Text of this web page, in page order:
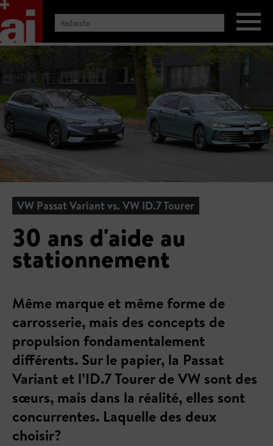
VW Passat Variant vs. VW ID.7 Tourer
30 ans d'aide au
stationnement
Même marque et même forme de
carrosserie, mais des concepts de
propulsion fondamentalement
différents. Sur le papier, la Passat
Variant et l’ID.7 Tourer de VW sont des
sœurs, mais dans la réalité, elles sont
concurrentes. Laquelle des deux
choisir?